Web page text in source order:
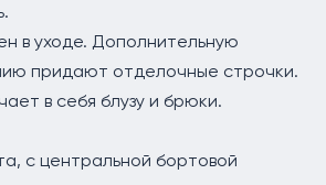
в уходе. Дополнительную
придают отделочные строчки.
в себя блузу и брюки.
с центральной бортовой